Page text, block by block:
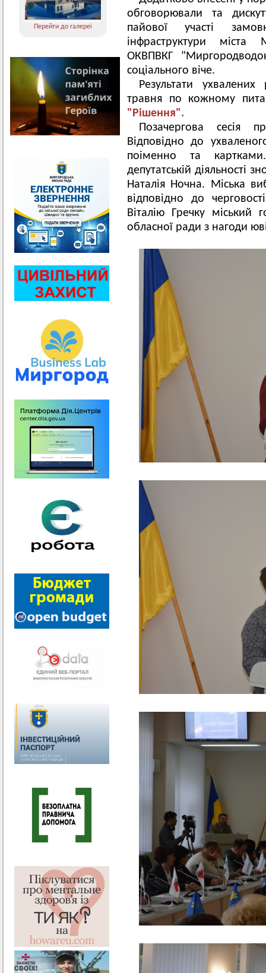
Перейти до галереї
обговорювали та
пайової участі
інфраструктури міста
ОКВПВКГ
соціального віче.
Результати
травня по кожному
"Рішення".
Позачергова сесія
Відповідно до
поіменно та
депутатській діяльності
Наталія Ночна. Міська
відповідно до
Віталію Гречку міський
обласної ради з нагоди